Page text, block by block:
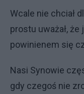
Wcale nie chciał
prostu uważał,
powinienem się
Nasi Synowie
gdy czegoś nie